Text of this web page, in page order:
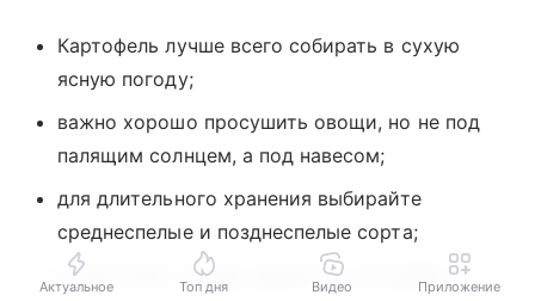
Картофель лучше всего собирать в сухую
ясную погоду;
важно хорошо просушить овощи, но не под
палящим солнцем, а под навесом;
для длительного хранения выбирайте
среднеспелые и позднеспелые сорта;
лучше всего овощи хранятся в погребах и
Актуальное Топ дня Видео Приложение